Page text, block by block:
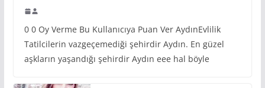
0 0 Oy Verme Bu Kullanıcıya Puan Ver AydınEvlilik
Tatilcilerin vazgeçemediği şehirdir Aydın. En güzel
aşkların yaşandığı şehirdir Aydın eee hal böyle